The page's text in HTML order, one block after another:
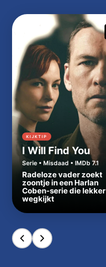
KIJKTIP
I Will Find You
Serie • Misdaad • IMDb 7.1
Radeloze vader zoekt
zoontje in een Harlan
Coben-serie die lekker
wegkijkt